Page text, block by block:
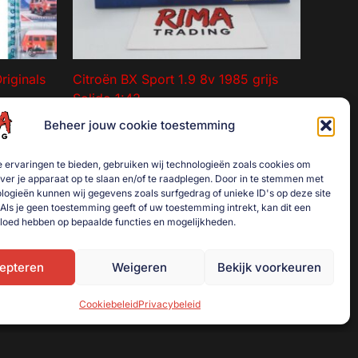
Beheer jouw cookie toestemming
ervaringen te bieden, gebruiken wij technologieën zoals cookies om
je apparaat op te slaan en/of te raadplegen. Door in te stemmen met
kunnen wij gegevens zoals surfgedrag of unieke ID's op deze site
je geen toestemming geeft of uw toestemming intrekt, kan dit een
hebben op bepaalde functies en mogelijkheden.
Weigeren Bekijk voorkeuren
CookiebeleidPrivacybeleid
Citroën BX Sport 1.9 8v 1985 grijs
Solido 1:43
€25,00
Toevoegen aan winkelwagen